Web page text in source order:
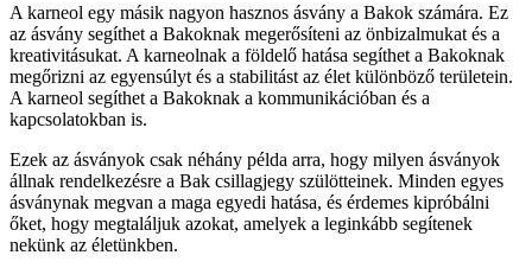
A karneol egy másik nagyon hasznos ásvány a Bakok számára. Ez
az ásvány segíthet a Bakoknak megerősíteni az önbizalmukat és a
kreativitásukat. A karneolnak a földelő hatása segíthet a Bakoknak
megőrizni az egyensúlyt és a stabilitást az élet különböző területein.
A karneol segíthet a Bakoknak a kommunikációban és a
kapcsolatokban is.
Ezek az ásványok csak néhány példa arra, hogy milyen ásványok
állnak rendelkezésre a Bak csillagjegy szülötteinek. Minden egyes
ásványnak megvan a maga egyedi hatása, és érdemes kipróbálni
őket, hogy megtaláljuk azokat, amelyek a leginkább segítenek
nekünk az életünkben.